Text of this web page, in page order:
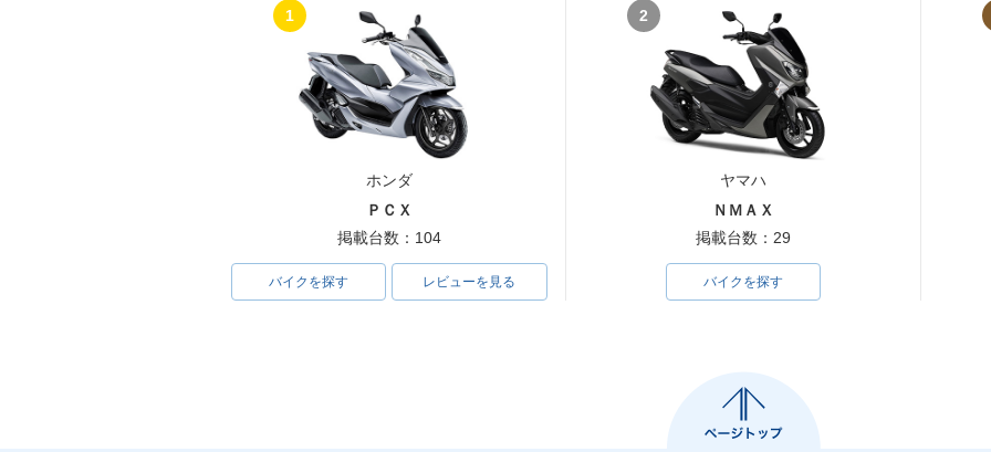
1
ホンダ
ＰＣＸ
掲載台数：104
バイクを探す レビューを見る
2
ヤマハ
ＮＭＡＸ
掲載台数：29
バイクを探す